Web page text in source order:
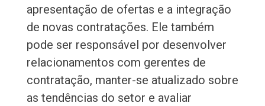
apresentação de ofertas e a integração
de novas contratações. Ele também
pode ser responsável por desenvolver
relacionamentos com gerentes de
contratação, manter-se atualizado sobre
as tendências do setor e avaliar